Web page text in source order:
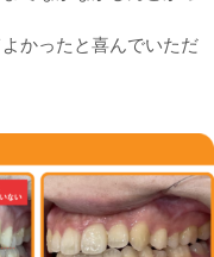
かったと喜んでいただ